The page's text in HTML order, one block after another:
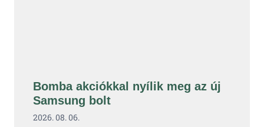
Bomba akciókkal nyílik meg az új
Samsung bolt
2026. 08. 06.